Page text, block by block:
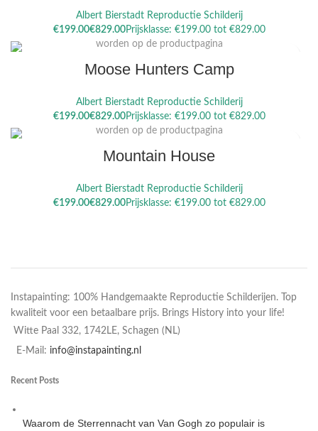
Albert Bierstadt Reproductie Schilderij
€
€
Dit product heeft meerdere variaties. Deze optie kan gekozen
worden op de productpagina
Moose Hunters Camp
Albert Bierstadt Reproductie Schilderij
€
€
Dit product heeft meerdere variaties. Deze optie kan gekozen
worden op de productpagina
Mountain House
Albert Bierstadt Reproductie Schilderij
€
€
Instapainting: 100% Handgemaakte Reproductie Schilderijen. Top
kwaliteit voor een betaalbare prijs. Brings History into your life!
Witte Paal 332, 1742LE, Schagen (NL)
E-Mail: info@instapainting.nl
Recent Posts
Waarom de Sterrennacht van Van Gogh zo populair is